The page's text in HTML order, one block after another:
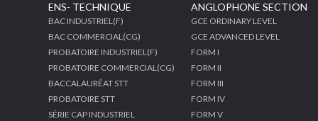
ENS- TECHNIQUE
BAC INDUSTRIEL(F)
BAC COMMERCIAL(CG)
PROBATOIRE INDUSTRIEL(F)
PROBATOIRE COMMERCIAL(CG)
BACCALAURÉAT STT
PROBATOIRE STT
SÉRIE CAP INDUSTRIEL
ANGLOPHONE SECTION
GCE ORDINARY LEVEL
GCE ADVANCED LEVEL
FORM I
FORM II
FORM III
FORM IV
FORM V